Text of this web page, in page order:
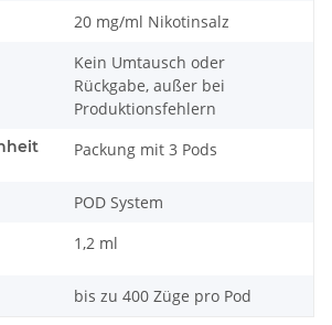
20 mg/ml Nikotinsalz
Kein Umtausch oder
Rückgabe, außer bei
Produktionsfehlern
Packung mit 3 Pods
POD System
1,2 ml
bis zu 400 Züge pro Pod